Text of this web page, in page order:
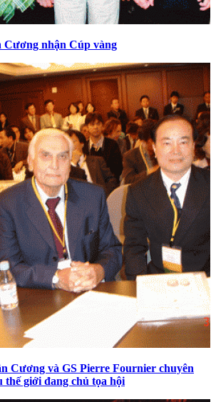
Cương nhận Cúp vàng
Cương và GS Pierre Fournier chuyên
thế giới đang chủ tọa hội